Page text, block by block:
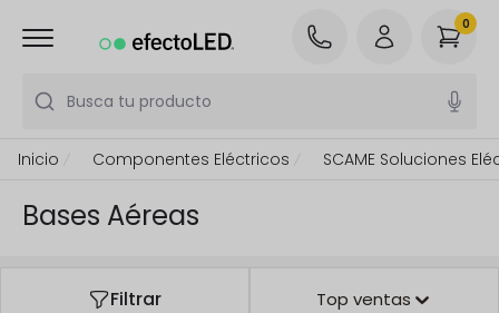
Busca tu producto
0
Inicio Componentes Eléctricos SCAME Soluciones
Bases Aéreas
Filtrar Top ventas